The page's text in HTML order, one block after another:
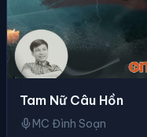
Tam Nữ Câu Hồn
MC Đình Soạn